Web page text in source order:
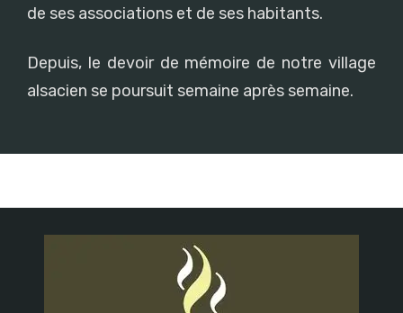
de ses associations et de ses habitants.
Depuis, le devoir de mémoire de notre village
alsacien se poursuit semaine après semaine.